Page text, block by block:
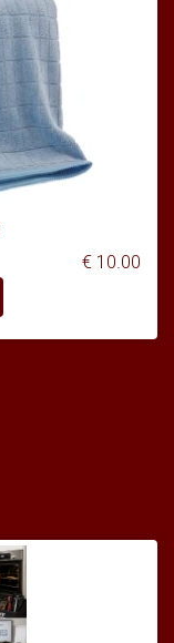
€ 10.00